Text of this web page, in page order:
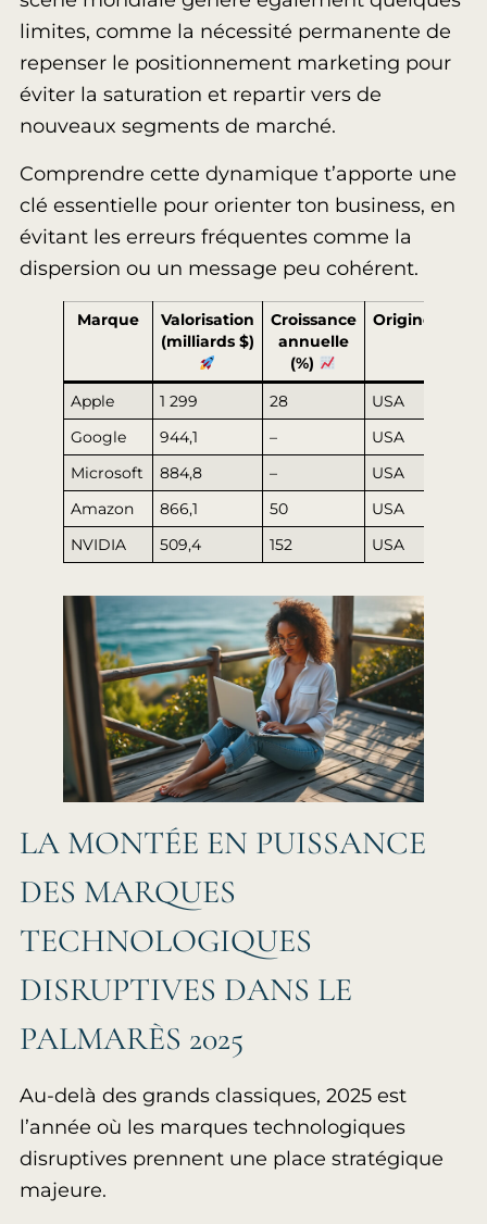
limites, comme la nécessité permanente de
repenser le positionnement marketing pour
éviter la saturation et repartir vers de
nouveaux segments de marché.
Comprendre cette dynamique t’apporte une
clé essentielle pour orienter ton business, en
évitant les erreurs fréquentes comme la
dispersion ou un message peu cohérent.
Marque
Valorisation
(milliards $)
Croissance
annuelle
(%)
Origine
Apple 1 299 28 USA
Google 944,1 – USA
Microsoft 884,8 – USA
Amazon 866,1 50 USA
NVIDIA 509,4 152 USA
LA MONTÉE EN PUISSANCE
DES MARQUES
TECHNOLOGIQUES
DISRUPTIVES DANS LE
PALMARÈS 2025
Au-delà des grands classiques, 2025 est
l’année où les marques technologiques
disruptives prennent une place stratégique
majeure.